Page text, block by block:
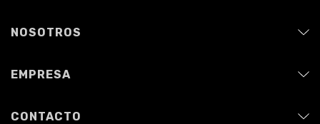
NOSOTROS
EMPRESA
CONTACTO